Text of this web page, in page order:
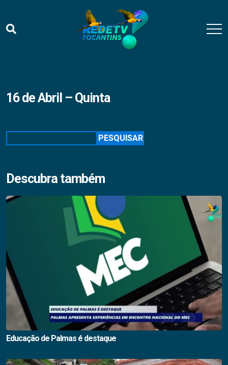
16 de Abril – Quinta
PESQUISAR
Descubra também
Educação de Palmas é destaque